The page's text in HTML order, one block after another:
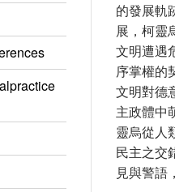
的發展軌
展，柯靈
文明遭遇
序掌權的
文明對德
主政體中
靈烏從人
民主之交
見與警語